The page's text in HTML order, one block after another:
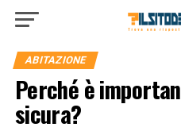
ABITAZIONE
Perché è
sicura?